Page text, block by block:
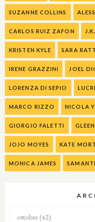
SUZANNE COLLINS
CARLOS RUIZ ZAFON
KRISTEN KYLE SARA
IRENE GRAZZINI JOEL
LORENZA DI SEPIO
MARCO RIZZO NICOLA
GIORGIO FALETTI
JOJO MOYES KATE
MONICA JAMES